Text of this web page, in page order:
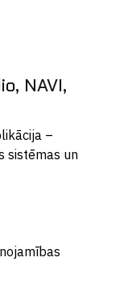
NAVI,
–
sistēmas un